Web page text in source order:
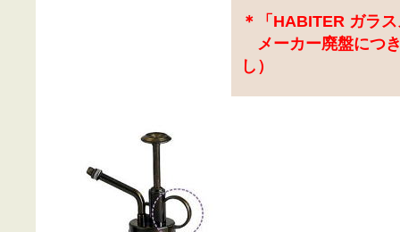
＊「HABITER ガラ
メーカー廃盤につ
し）